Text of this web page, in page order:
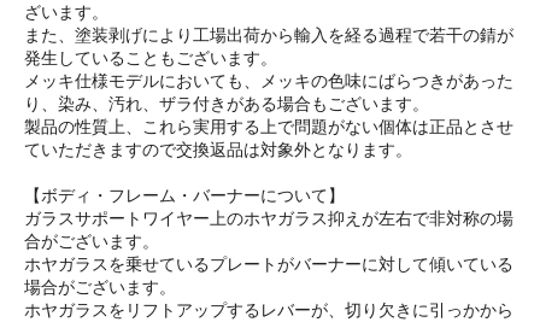
ざいます。
また、塗装剥げにより工場出荷から輸入を経る過程で若干の錆が
発生していることもございます。
メッキ仕様モデルにおいても、メッキの色味にばらつきがあった
り、染み、汚れ、ザラ付きがある場合もございます。
製品の性質上、これら実用する上で問題がない個体は正品とさせ
ていただきますので交換返品は対象外となります。
【ボディ・フレーム・バーナーについて】
ガラスサポートワイヤー上のホヤガラス抑えが左右で非対称の場
合がございます。
ホヤガラスを乗せているプレートがバーナーに対して傾いている
場合がございます。
ホヤガラスをリフトアップするレバーが、切り欠きに引っかから